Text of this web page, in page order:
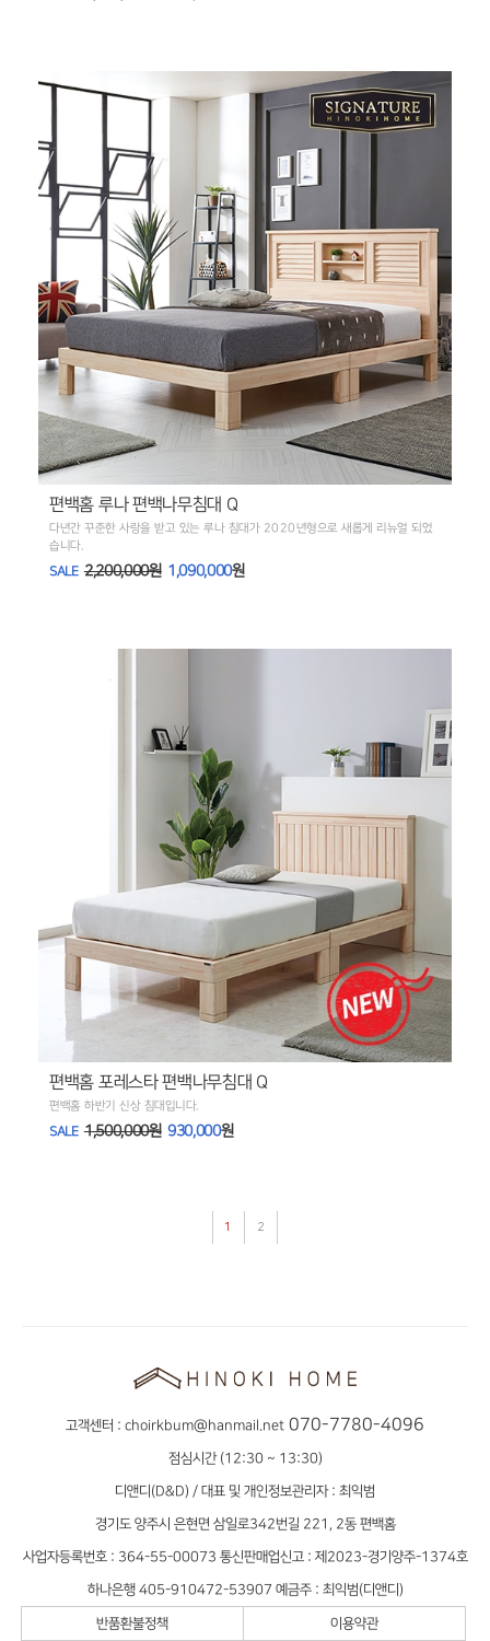
편백홈 루나 편백나무침대 Q
다년간 꾸준한 사랑을 받고 있는 루나 침대가 2020년형으로 새롭게 리뉴얼 되었
습니다.
SALE 2,200,000원 1,090,000원
편백홈 포레스타 편백나무침대 Q
편백홈 하반기 신상 침대입니다.
SALE 1,500,000원 930,000원
1 2
고객센터 : choirkbum@hanmail.net 070-7780-4096
점심시간 (12:30 ~ 13:30)
디앤디(D&D) / 대표 및 개인정보관리자 : 최익범
경기도 양주시 은현면 삼일로342번길 221, 2동 편백홈
사업자등록번호 : 364-55-00073 통신판매업신고 : 제2023-경기양주-1374호
하나은행 405-910472-53907 예금주 : 최익범(디앤디)
반품환불정책 이용약관